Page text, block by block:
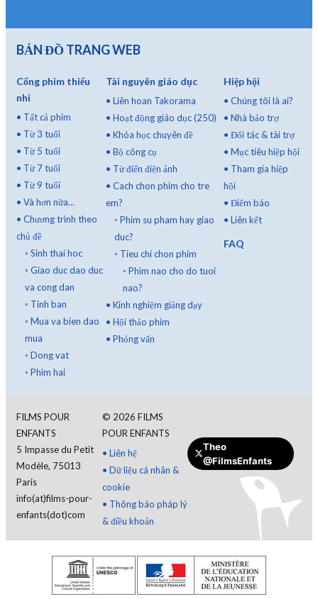
BẢN ĐỒ TRANG WEB
Cổng phim thiếu
nhi
• Tất cả phim
• Từ 3 tuổi
• Từ 5 tuổi
• Từ 7 tuổi
• Từ 9 tuổi
• Và hơn nữa...
• Chương trình theo
chủ đề
◦ Sinh thai hoc
◦ Giao duc dao duc
va cong dan
◦ Tinh ban
◦ Mua va bien dao
mua
◦ Dong vat
◦ Phim hai
Tài nguyên giáo dục
• Liên hoan Takorama
• Hoạt động giáo dục (250)
• Khóa học chuyên đề
• Bộ công cụ
• Từ điển điện ảnh
• Cach chon phim cho tre
em?
◦ Phim su pham hay giao
duc?
◦ Tieu chi chon phim
◦ Phim nao cho do tuoi
nao?
• Kinh nghiệm giảng dạy
• Hội thảo phim
• Phỏng vấn
Hiệp hội
•Chúng tôi là ai?
•Nhà bảo trợ
•Đối tác & tài trợ
•Mục tiêu hiệp hội
• Tham gia hiệp
hội
•Điểm báo
•Liên kết
FAQ
FILMS POUR
ENFANTS
5 Impasse du Petit
Modèle, 75013
Paris
info(at)films-pour-
enfants(dot)com
© 2026 FILMS
POUR ENFANTS
• Liên hệ
• Dữ liệu cá nhân &
cookie
• Thông báo pháp lý
& điều khoản
Theo
@FilmsEnfants